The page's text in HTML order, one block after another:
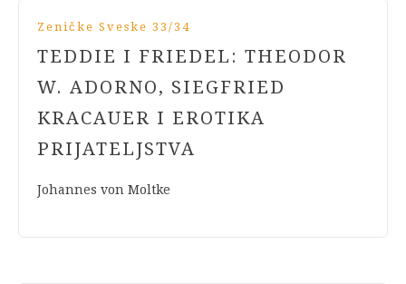
Zeničke Sveske 33/34
TEDDIE I FRIEDEL: THEODOR
W. ADORNO, SIEGFRIED
KRACAUER I EROTIKA
PRIJATELJSTVA
Johannes von Moltke